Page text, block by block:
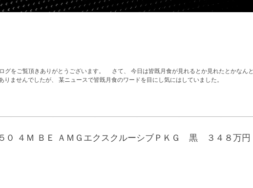
グをご覧頂きありがとうございます。 さて、 今日は皆既月食が見れるとか見れたとかなんと
ませんでしたが、 某ニュースで皆既月食のワードを目にし気にはしていました。
０ ４Ｍ ＢＥ ＡＭＧエクスクルーシブＰＫＧ 黒 ３４８万円